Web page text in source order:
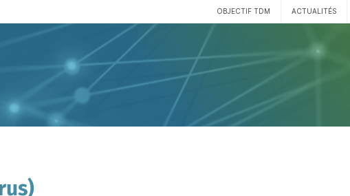
OBJECTIF TDM ACTUALITÉS